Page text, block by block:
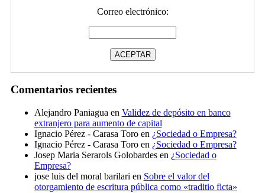
Correo electrónico:
Comentarios recientes
Alejandro Paniagua en Validez de depósito en banco
extranjero para aumento de capital
Ignacio Pérez - Carasa Toroen ¿Sociedad o Empresa?
Ignacio Pérez - Carasa Toroen ¿Sociedad o Empresa?
Josep Maria Serarols Golobardesen ¿Sociedad o
Empresa?
jose luis del moral barilari en Sobre el valor del
otorgamiento de escritura pública como «traditio ficta»